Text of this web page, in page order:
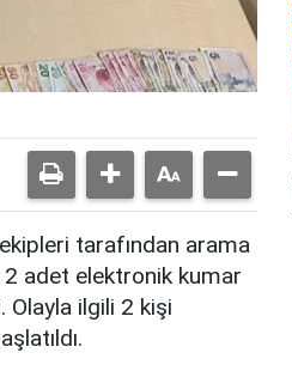
tarafından arama
2 adet elektronik kumar
Olayla ilgili 2 kişi